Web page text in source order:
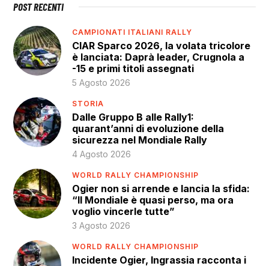
POST RECENTI
CAMPIONATI ITALIANI RALLY
CIAR Sparco 2026, la volata tricolore
è lanciata: Daprà leader, Crugnola a
-15 e primi titoli assegnati
5 Agosto 2026
STORIA
Dalle Gruppo B alle Rally1:
quarant’anni di evoluzione della
sicurezza nel Mondiale Rally
4 Agosto 2026
WORLD RALLY CHAMPIONSHIP
Ogier non si arrende e lancia la sfida:
“Il Mondiale è quasi perso, ma ora
voglio vincerle tutte”
3 Agosto 2026
WORLD RALLY CHAMPIONSHIP
Incidente Ogier, Ingrassia racconta i